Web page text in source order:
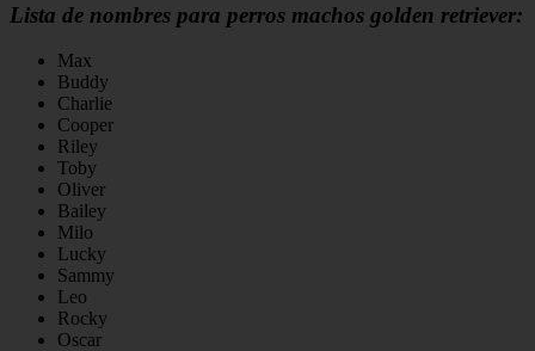
Lista de nombres para perros machos golden retriever:
Max
Buddy
Charlie
Cooper
Riley
Toby
Oliver
Bailey
Milo
Lucky
Sammy
Leo
Rocky
Oscar